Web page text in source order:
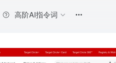
高阶AI指令词